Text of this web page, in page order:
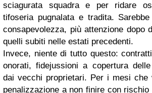
sciagurata squadra e per ridare
tifoseria pugnalata e tradita.
consapevolezza, più attenzione dopo
quelli subiti nelle estati precedenti.
Invece, niente di tutto questo:
onorati, fidejussioni a copertura
dai vecchi proprietari. Per i mesi che
penalizzazione a non finire con